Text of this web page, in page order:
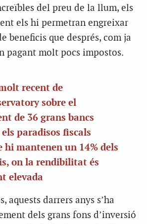
del preu de la llum, els
els hi permetran engreixar
beneficis que després, com ja
pagant molt pocs impostos.
recent de
sobre el
de 36 grans bancs
paradisos fiscals
hi mantenen un 14% dels
on la rendibilitat és
elevada
aquests darrers anys s’ha
dels grans fons d’inversió